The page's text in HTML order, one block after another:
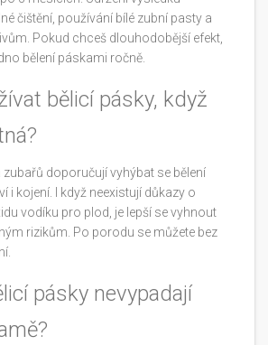
čištění, používání bílé zubní pasty a
Pokud chceš dlouhodobější efekt,
bělení páskami ročně.
bělicí pásky, když
doporučují vyhýbat se bělení
i kojení. I když neexistují důkazy o
vodíku pro plod, je lepší se vyhnout
rizikům. Po porodu se můžete bez
pásky nevypadají